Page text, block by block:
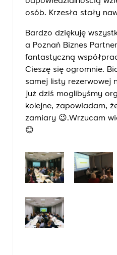
osób. Krzesła stały
Bardzo dziękuję
a Poznań Biznes Partner
fantastyczną
Cieszę się ogromnie.
samej listy rezerwowej
już dziś moglibyśmy
kolejne, zapowiadam,
zamiary 😉.Wrzucam
😊